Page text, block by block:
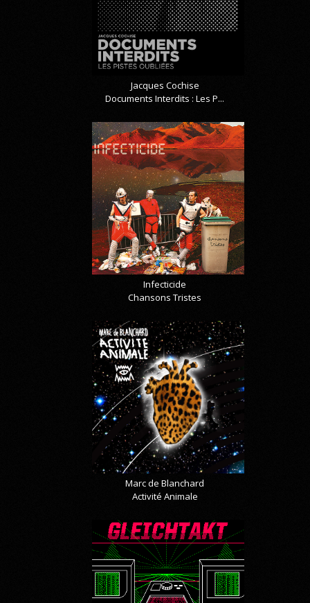
Jacques Cochise
Documents Interdits : Les P...
Infecticide
Chansons Tristes
Marc de Blanchard
Activité Animale